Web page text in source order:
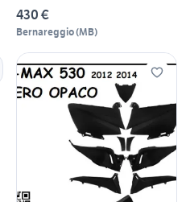
430 €
Bernareggio(MB)